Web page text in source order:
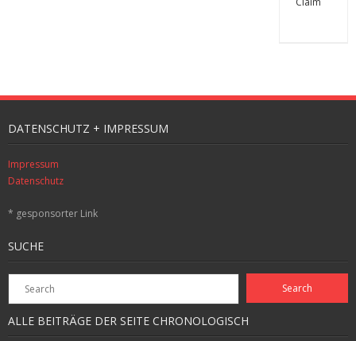
DATENSCHUTZ + IMPRESSUM
Impressum
Datenschutz
* gesponsorter Link
SUCHE
ALLE BEITRÄGE DER SEITE CHRONOLOGISCH